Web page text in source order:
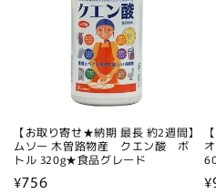
【お取り寄せ★納期 最長 約2週間】
ムソー 木曽路物産 クエン酸 ボ
トル 320g★食品グレード
通
¥756